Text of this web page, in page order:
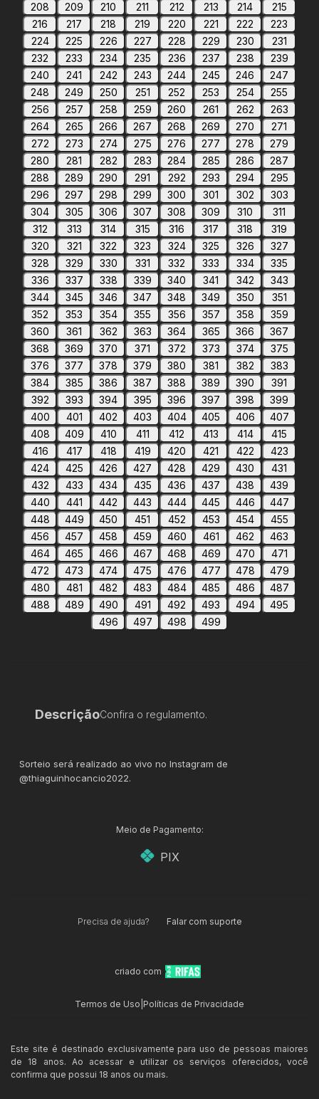
208
209 210 211 212 213 214
215
216
217 218 219 220 221 222
223
224
225 226 227 228 229 230
231
232
233 234 235 236 237 238
239
240
241 242 243 244 245 246
247
248
249 250 251 252 253 254
255
256
257 258 259 260 261 262
263
264
265 266 267 268 269 270
271
272
273 274 275 276 277 278
279
280
281 282 283 284 285 286
287
288
289 290 291 292 293 294
295
296
297 298 299 300 301 302
303
304
305 306 307 308 309 310
311
312
313 314 315 316 317 318
319
320
321 322 323 324 325 326
327
328
329 330 331 332 333 334
335
336
337 338 339 340 341 342
343
344
345 346 347 348 349 350
351
352
353 354 355 356 357 358
359
360
361 362 363 364 365 366
367
368
369 370 371 372 373 374
375
376
377 378 379 380 381 382
383
384
385 386 387 388 389 390
391
392
393 394 395 396 397 398
399
400
401 402 403 404 405 406
407
408
409 410 411 412 413 414
415
416
417 418 419 420 421 422
423
424
425 426 427 428 429 430
431
432
433 434 435 436 437 438
439
440
441 442 443 444 445 446
447
448
449 450 451 452 453 454
455
456
457 458 459 460 461 462
463
464
465 466 467 468 469 470
471
472
473 474 475 476 477 478
479
480
481 482 483 484 485 486
487
488
489 490 491 492 493 494
495
496
497 498 499
DescriçãoConfira o regulamento.
Sorteio será realizado ao vivo no Instagram de
@thiaguinhocancio2022.
Meio de Pagamento:
PIX
Precisa de ajuda? Falar com suporte
criado com
Termos de Uso Políticas de Privacidade
Este site é destinado exclusivamente para uso de pessoas maiores
de 18 anos. Ao acessar e utilizar os serviços oferecidos, você
confirma que possui 18 anos ou mais.